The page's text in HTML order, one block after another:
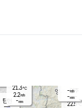
양주
22.5℃
탄현
-m/s
-mm
21.3℃
2.2m/s
-mm